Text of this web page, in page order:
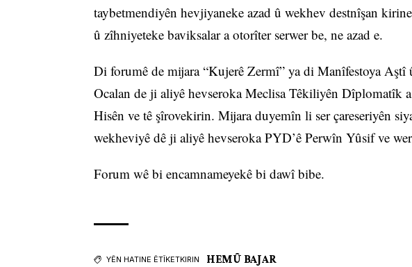
taybetmendiyên hevjiyaneke azad û wekhev destnîşan
û zîhniyeteke baviksalar a otorîter serwer be, ne azad e.
Di forumê de mijara “Kujerê Zermî” ya di Manîfestoya
Ocalan de ji aliyê hevseroka Meclisa Têkiliyên Dîplomatîk
Hisên ve tê şîrovekirin. Mijara duyemîn li ser çareseriyên
wekheviyê dê ji aliyê hevseroka PYD’ê Perwîn Yûsif ve
Forum wê bi encamnameyekê bi dawî bibe.
YÊN HATINE ÊTÎKETKIRIN HEMÛ BAJAR